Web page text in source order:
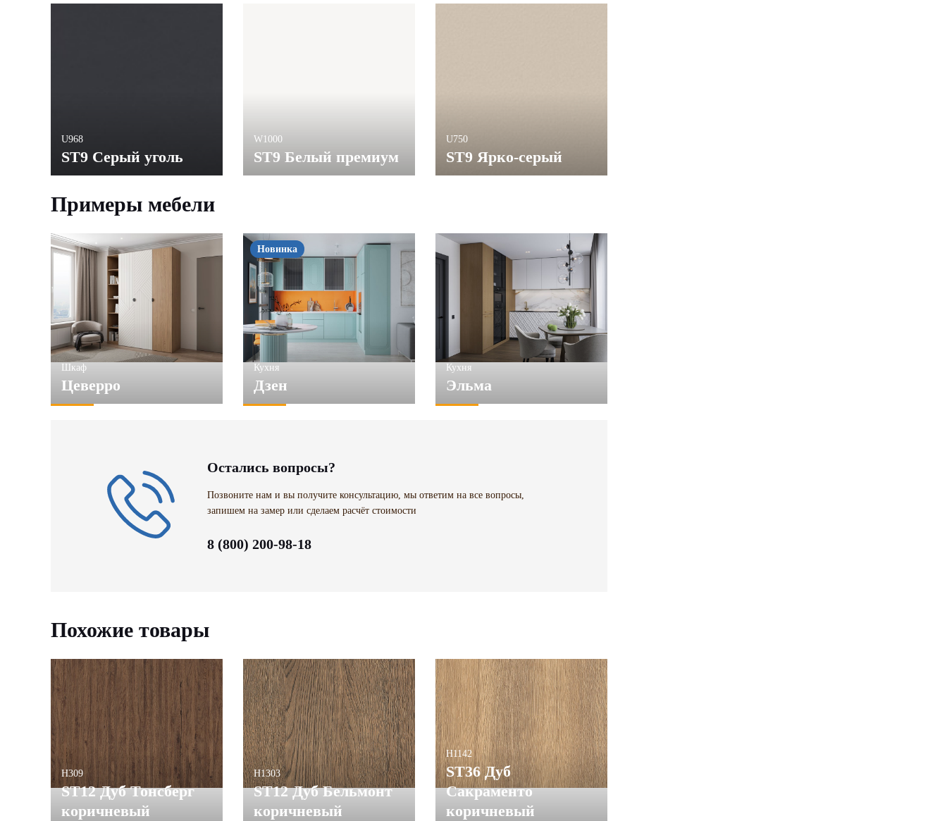
U968
ST9 Серый уголь
W1000
ST9 Белый премиум
U750
ST9 Ярко-серый
Примеры мебели
Шкаф
Цеверро
Новинка
Кухня
Дзен
Кухня
Эльма
Остались вопросы?
Позвоните нам и вы получите консультацию, мы ответим на все вопросы,
запишем на замер или сделаем расчёт стоимости
8 (800) 200-98-18
Похожие товары
H309
ST12 Дуб Тонсберг
коричневый
H1303
ST12 Дуб Бельмонт
коричневый
H1142
ST36 Дуб
Сакраменто
коричневый